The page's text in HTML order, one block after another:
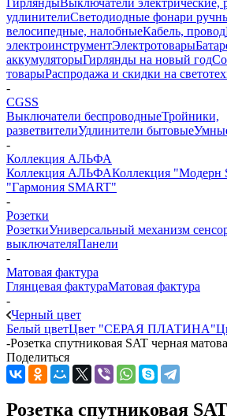
ГирляндыВыключатели электрические,
удлинителиСветодиодные фонари
велосипедные, налобныеКабель, провод
электроинструментЭлектротовары
аккумуляторыГирлянды на новый год
товарыРаспродажа и скидки на
-
CGSS
Выключатели беспроводныеТройники,
разветвителиУдлинители бытовые
-
Коллекция АЛЬФА
Коллекция АЛЬФАКоллекция "Модерн
"Гармония SMART"
-
Розетки
РозеткиУниверсальный механизм
выключателяПанели
-
Матовая фактура
Глянцевая фактураМатовая фактура
-
Черный цвет
Белый цветЦвет "СЕРАЯ ПЛАТИНА"
-Розетка спутниковая SAT черная
Поделиться
Розетка спутниковая